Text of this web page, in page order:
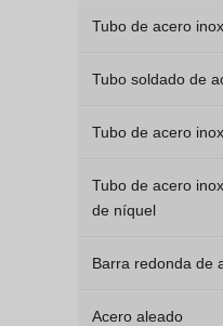
Tubo de acero
Tubo soldado de
Tubo de acero
Tubo de acero
de níquel
Barra redonda de
Acero aleado